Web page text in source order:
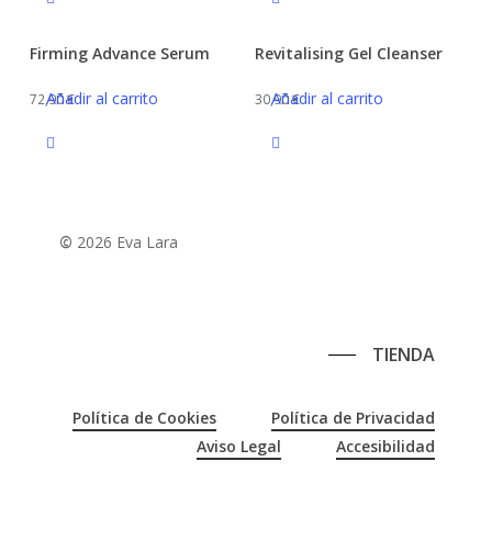
Añadir al carrito
Firming Advance Serum
72,90€ Añadir al carrito
Revitalising Gel Cleanser
30,90€
© 2026 Eva Lara
TIENDA
Política de Cookies
Política de Privacidad
Aviso Legal
Accesibilidad